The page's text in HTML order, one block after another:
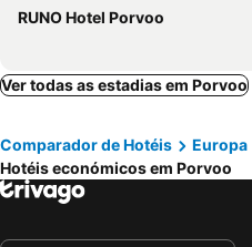
RUNO Hotel Porvoo
Ver todas as estadias em Porvoo
Comparador de Hotéis Europa
Hotéis económicos em Porvoo